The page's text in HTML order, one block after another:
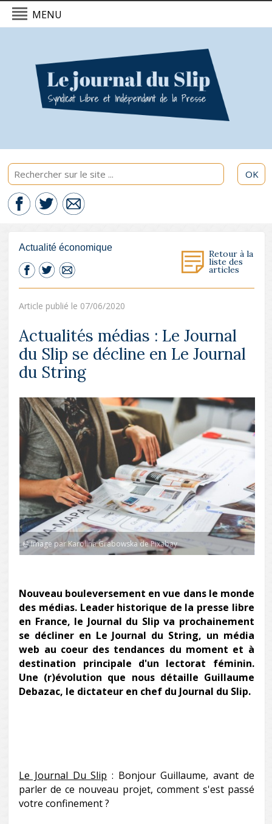
MENU
Politique & International
Economie
Culture & Société
Sport & Santé
OK
Actualité économique
Retour à la
liste des
articles
Article publié le 07/06/2020
Actualités médias : Le Journal
du Slip se décline en Le Journal
du String
@ Image par Karolina Grabowska de Pixabay
Nouveau bouleversement en vue dans le monde
des médias. Leader historique de la presse libre
en France, le Journal du Slip va prochainement
se décliner en Le Journal du String, un média
web au coeur des tendances du moment et à
destination principale d'un lectorat féminin.
Une (r)évolution que nous détaille Guillaume
Debazac, le dictateur en chef du Journal du Slip.
Le Journal Du Slip : Bonjour Guillaume, avant de
parler de ce nouveau projet, comment s'est passé
votre confinement ?